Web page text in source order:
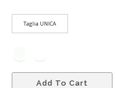
Taglia UNICA
Add To Cart